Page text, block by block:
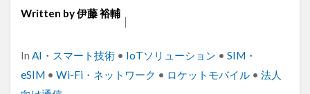
Written by伊藤 裕輔
｜
Categories
In AI・スマート技術 • IoTソリューション • SIM・
eSIM • Wi-Fi・ネットワーク • ロケットモバイル • 法人
アパレル
iPhone
Wi-Fi
アプリ開発
バッテリー監視
センサーカメラ
バス
ネットワーク